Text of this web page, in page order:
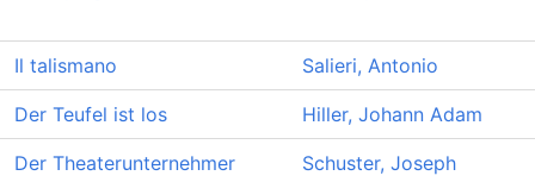
Il talismano Salieri, Antonio
Der Teufel ist los Hiller, Johann Adam
Der Theaterunternehmer Schuster, Joseph